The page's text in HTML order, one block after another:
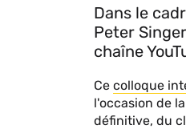
Dans le
Peter
chaîne
Contenu
sous
forme
Ce colloque
l'occasion de
définitive, du